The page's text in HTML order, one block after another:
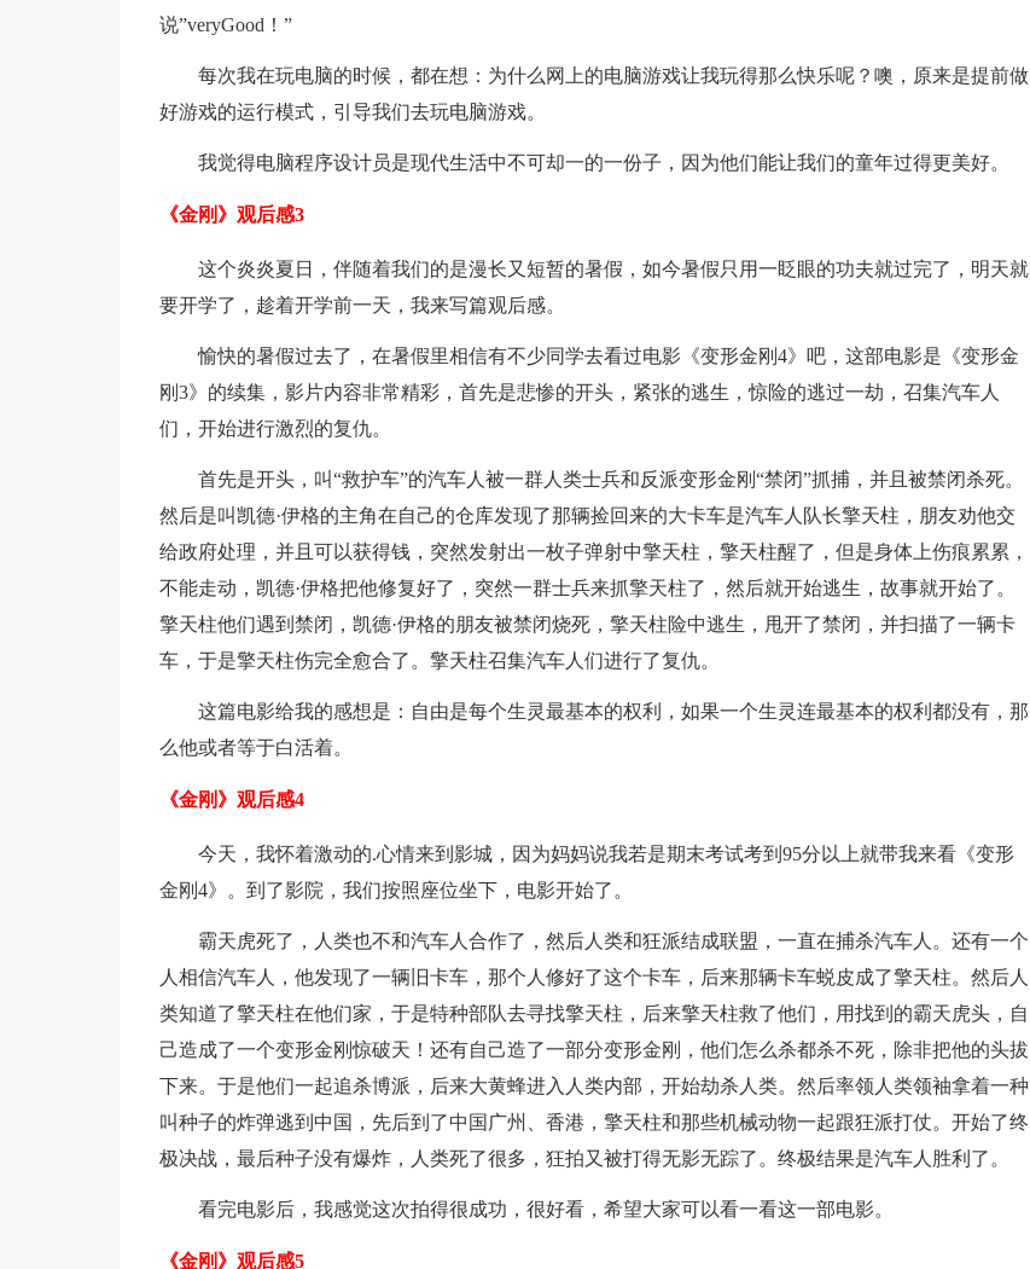
说”veryGood！”
每次我在玩电脑的时候，都在想：为什么网上的电脑游戏让我玩得那么快乐呢？噢，原来是提前做
好游戏的运行模式，引导我们去玩电脑游戏。
我觉得电脑程序设计员是现代生活中不可却一的一份子，因为他们能让我们的童年过得更美好。
《金刚》观后感3
这个炎炎夏日，伴随着我们的是漫长又短暂的暑假，如今暑假只用一眨眼的功夫就过完了，明天就
要开学了，趁着开学前一天，我来写篇观后感。
愉快的暑假过去了，在暑假里相信有不少同学去看过电影《变形金刚4》吧，这部电影是《变形金
刚3》的续集，影片内容非常精彩，首先是悲惨的开头，紧张的逃生，惊险的逃过一劫，召集汽车人
们，开始进行激烈的复仇。
首先是开头，叫“救护车”的汽车人被一群人类士兵和反派变形金刚“禁闭”抓捕，并且被禁闭杀死。
然后是叫凯德·伊格的主角在自己的仓库发现了那辆捡回来的大卡车是汽车人队长擎天柱，朋友劝他交
给政府处理，并且可以获得钱，突然发射出一枚子弹射中擎天柱，擎天柱醒了，但是身体上伤痕累累，
不能走动，凯德·伊格把他修复好了，突然一群士兵来抓擎天柱了，然后就开始逃生，故事就开始了。
擎天柱他们遇到禁闭，凯德·伊格的朋友被禁闭烧死，擎天柱险中逃生，甩开了禁闭，并扫描了一辆卡
车，于是擎天柱伤完全愈合了。擎天柱召集汽车人们进行了复仇。
这篇电影给我的感想是：自由是每个生灵最基本的权利，如果一个生灵连最基本的权利都没有，那
么他或者等于白活着。
《金刚》观后感4
今天，我怀着激动的.心情来到影城，因为妈妈说我若是期末考试考到95分以上就带我来看《变形
金刚4》。到了影院，我们按照座位坐下，电影开始了。
霸天虎死了，人类也不和汽车人合作了，然后人类和狂派结成联盟，一直在捕杀汽车人。还有一个
人相信汽车人，他发现了一辆旧卡车，那个人修好了这个卡车，后来那辆卡车蜕皮成了擎天柱。然后人
类知道了擎天柱在他们家，于是特种部队去寻找擎天柱，后来擎天柱救了他们，用找到的霸天虎头，自
己造成了一个变形金刚惊破天！还有自己造了一部分变形金刚，他们怎么杀都杀不死，除非把他的头拔
下来。于是他们一起追杀博派，后来大黄蜂进入人类内部，开始劫杀人类。然后率领人类领袖拿着一种
叫种子的炸弹逃到中国，先后到了中国广州、香港，擎天柱和那些机械动物一起跟狂派打仗。开始了终
极决战，最后种子没有爆炸，人类死了很多，狂拍又被打得无影无踪了。终极结果是汽车人胜利了。
看完电影后，我感觉这次拍得很成功，很好看，希望大家可以看一看这一部电影。
《金刚》观后感5